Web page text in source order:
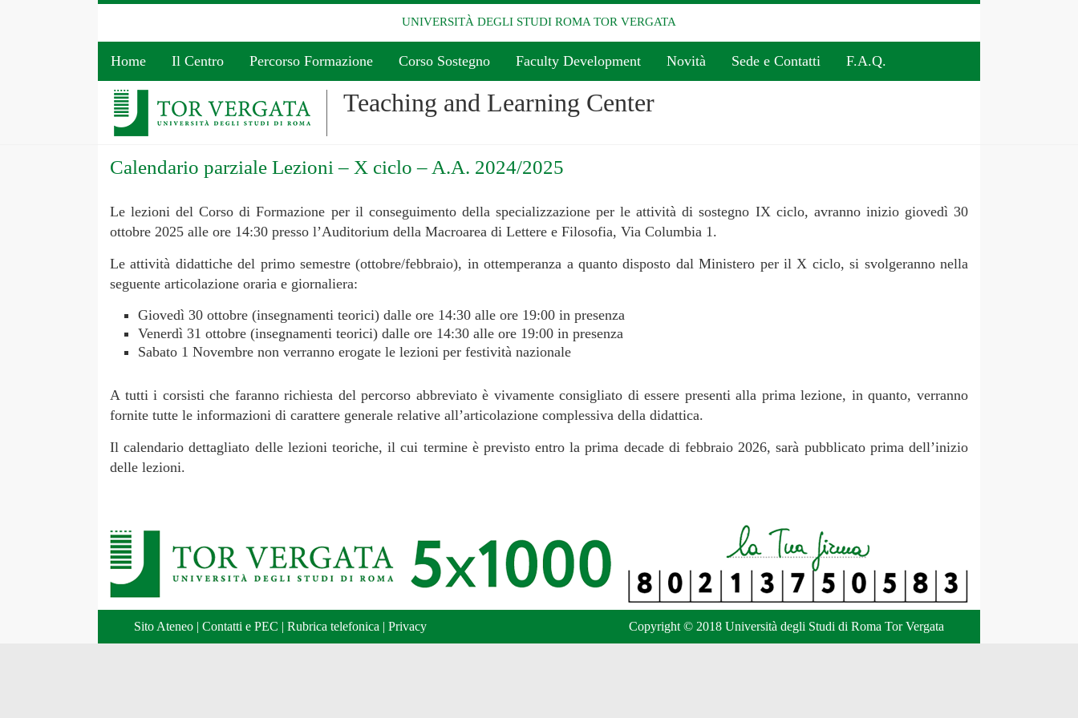
UNIVERSITÀ DEGLI STUDI ROMA TOR VERGATA
Home Il Centro Percorso Formazione Corso Sostegno Faculty Development Novità Sede e Contatti F.A.Q.
Teaching and Learning Center
Calendario parziale Lezioni – X ciclo – A.A. 2024/2025
Le lezioni del Corso di Formazione per il conseguimento della specializzazione per le attività di sostegno IX ciclo, avranno inizio giovedì 30
ottobre 2025 alle ore 14:30 presso l’Auditorium della Macroarea di Lettere e Filosofia, Via Columbia 1.
Le attività didattiche del primo semestre (ottobre/febbraio), in ottemperanza a quanto disposto dal Ministero per il X ciclo, si svolgeranno nella
seguente articolazione oraria e giornaliera:
Giovedì 30 ottobre (insegnamenti teorici) dalle ore 14:30 alle ore 19:00 in presenza
Venerdì 31 ottobre (insegnamenti teorici) dalle ore 14:30 alle ore 19:00 in presenza
Sabato 1 Novembre non verranno erogate le lezioni per festività nazionale
A tutti i corsisti che faranno richiesta del percorso abbreviato è vivamente consigliato di essere presenti alla prima lezione, in quanto, verranno
fornite tutte le informazioni di carattere generale relative all’articolazione complessiva della didattica.
Il calendario dettagliato delle lezioni teoriche, il cui termine è previsto entro la prima decade di febbraio 2026, sarà pubblicato prima dell’inizio
delle lezioni.
Sito Ateneo Contatti e PEC Rubrica telefonica Privacy Copyright © 2018 Università degli Studi di Roma Tor Vergata